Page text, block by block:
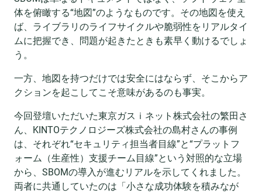
体を俯瞰する“地図”のようなものです。その地図を使え
ば、ライブラリのライフサイクルや脆弱性をリアルタイ
ムに把握でき、問題が起きたときも素早く動けるでしょ
う。
一方、地図を持つだけでは安全にはならず、そこからア
クションを起こしてこそ意味があるのも事実。
今回登壇いただいた東京ガスｉネット株式会社の繁田さ
ん、KINTOテクノロジーズ株式会社の島村さんの事例
は、それぞれ“セキュリティ担当者目線”と“プラットフ
ォーム（生産性）支援チーム目線”という対照的な立場
から、SBOMの導入が進むリアルを示してくれました。
両者に共通していたのは「小さな成功体験を積みなが